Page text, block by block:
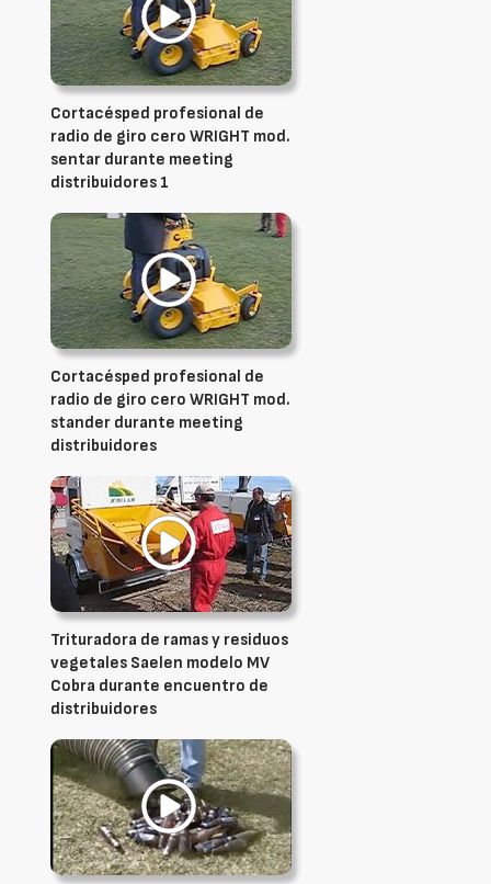
Cortacésped profesional de
radio de giro cero WRIGHT mod.
sentar durante meeting
distribuidores 1
Cortacésped profesional de
radio de giro cero WRIGHT mod.
stander durante meeting
distribuidores
Trituradora de ramas y residuos
vegetales Saelen modelo MV
Cobra durante encuentro de
distribuidores